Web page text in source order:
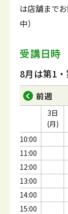
は店舗まで
中）
受講日時
8月は第1
前週
10:00
11:00
12:00
13:00
14:00
15:00
3日
(月)